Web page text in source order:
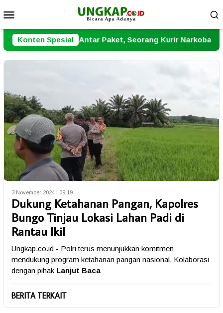
ke
kontenMobile
Konten Spesial
Antar Paket, Seorang Kurir Narkoba Dibekuk Polresta
3 November 2024 | 09:19
Dukung Ketahanan Pangan, Kapolres
Bungo Tinjau Lokasi Lahan Padi di
Rantau Ikil
Ungkap.co.id - Polri terus menunjukkan komitmen
mendukung program ketahanan pangan nasional. Kolaborasi
dengan pihak Lanjut Baca
BERITA TERKAIT